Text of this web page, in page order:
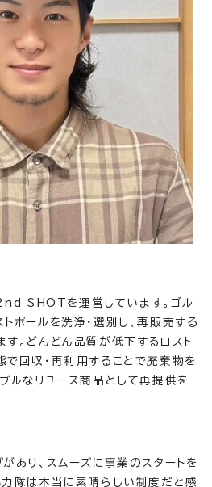
SHOTを運営しています。ゴル
ボールを洗浄・選別し、再販売する
。どんどん品質が低下するロスト
で回収・再利用することで廃棄物を
ルなリユース商品として再提供を
あり、スムーズに事業のスタートを
力隊は本当に素晴らしい制度だと感